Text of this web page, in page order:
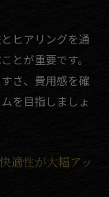
いリフォー
選びで失敗し
ラルドアの安
ヒアリングを通
とが重要です。
さ、費用感を確
を目指しましょ
適性が大幅アッ